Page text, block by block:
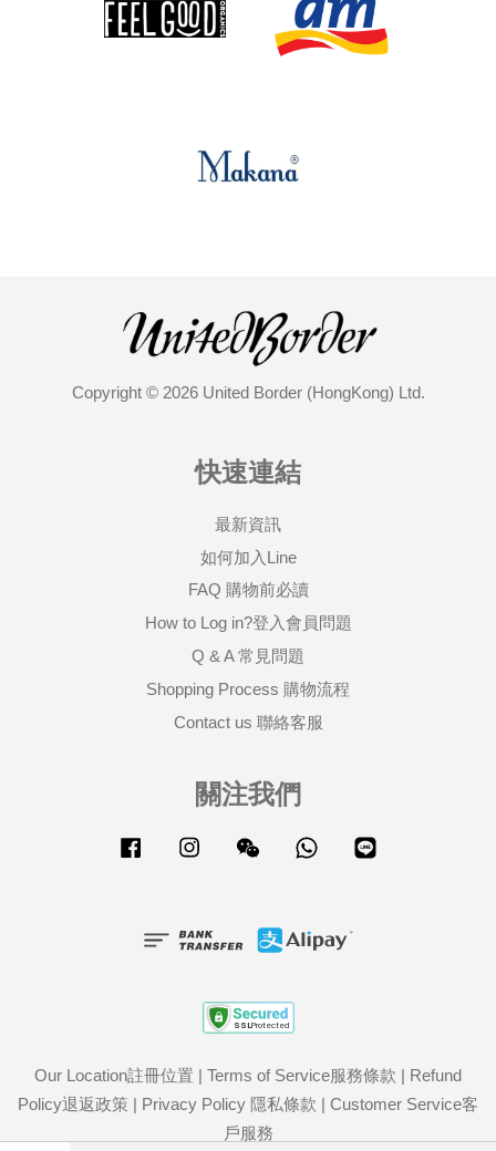
Copyright © 2026 United Border (HongKong) Ltd.
快速連結
最新資訊
如何加入Line
FAQ 購物前必讀
How to Log in?登入會員問題
Q & A 常見問題
Shopping Process 購物流程
Contact us 聯絡客服
關注我們
Facebook Instagram Wechat Whatsapp
Our Location註冊位置 Terms of Service服務條款
Refund
Policy退返政策
Privacy Policy 隱私條款
Customer Service客
戶服務